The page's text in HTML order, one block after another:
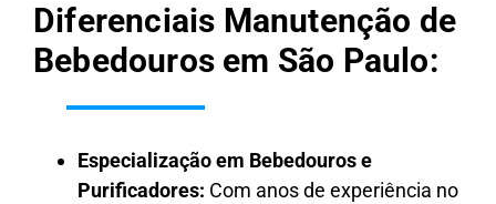
Diferenciais Manutenção de
Bebedouros em São Paulo:
Especialização em Bebedouros e
Purificadores: Com anos de experiência no